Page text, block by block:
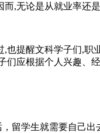
论是从就业率还是
醒文科学子们,职
应根据个人兴趣、
学生就需要自己出